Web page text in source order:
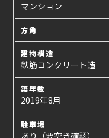
マンション
方角
建物構造
鉄筋コンクリート造
築年数
2019年8月
駐車場